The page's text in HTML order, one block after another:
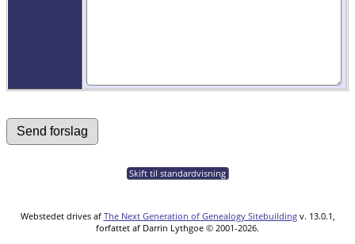
Skift til standardvisning
Webstedet drives af The Next Generation of Genealogy Sitebuildingv. 13.0.1,
forfattet af Darrin Lythgoe © 2001-2026.